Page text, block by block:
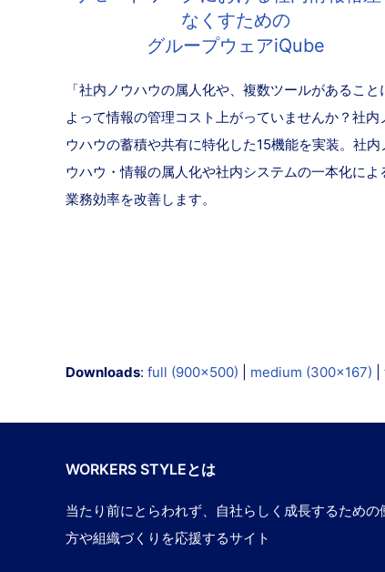
なくすための
グループウェアiQube
「社内ノウハウの属人化や、複数ツールがあること
よって情報の管理コスト上がっていませんか？社内
ウハウの蓄積や共有に特化した15機能を実装。社内
ウハウ・情報の属人化や社内システムの一本化によ
業務効率を改善します。
Downloads: full (900x500) medium (300x167)
WORKERS STYLEとは
当たり前にとらわれず、自社らしく成長するための
方や組織づくりを応援するサイト